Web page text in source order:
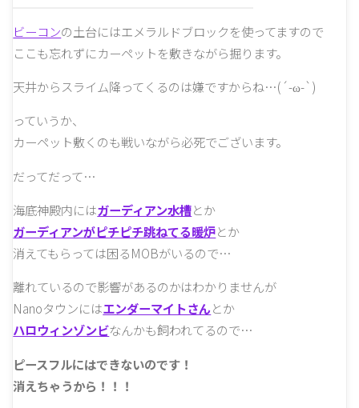
ビーコンの土台にはエメラルドブロックを使ってますので
ここも忘れずにカーペットを敷きながら掘ります。
天井からスライム降ってくるのは嫌ですからね…(´-ω-`)
っていうか、
カーペット敷くのも戦いながら必死でございます。
だってだって…
海底神殿内にはガーディアン水槽とか
ガーディアンがピチピチ跳ねてる暖炉とか
消えてもらっては困るMOBがいるので…
離れているので影響があるのかはわかりませんが
Nanoタウンにはエンダーマイトさんとか
ハロウィンゾンビなんかも飼われてるので…
ピースフルにはできないのです！
消えちゃうから！！！